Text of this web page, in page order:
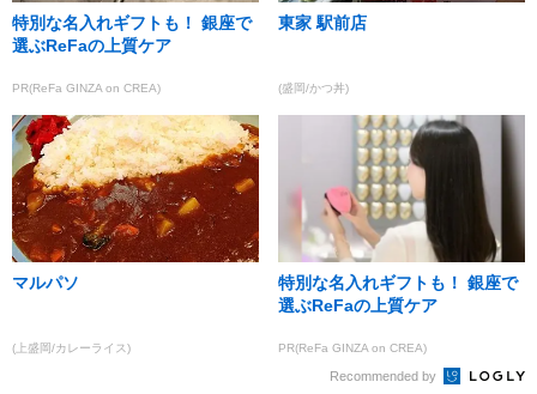
特別な名入れギフトも！ 銀座で
選ぶReFaの上質ケア
PR(ReFa GINZA on CREA)
東家 駅前店
(盛岡/かつ丼)
マルパソ
(上盛岡/カレーライス)
特別な名入れギフトも！ 銀座で
選ぶReFaの上質ケア
PR(ReFa GINZA on CREA)
Recommended by